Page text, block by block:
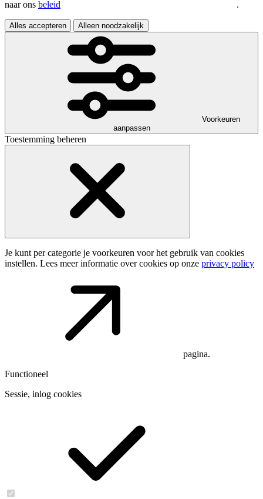
naar ons beleid .
Alles accepteren Alleen noodzakelijk
Voorkeuren
aanpassen
Toestemming beheren
Je kunt per categorie je voorkeuren voor het gebruik van cookies
instellen. Lees meer informatie over cookies op onze privacy policy
pagina.
Functioneel
Sessie, inlog cookies